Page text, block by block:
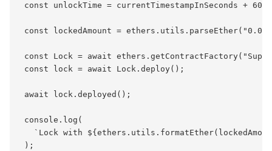
const unlockTime = currentTimestampInSeconds + 60;
const lockedAmount =
const Lock = await
const lock = await Lock.deploy();
await lock.deployed();
console.log(
`Lock with
);